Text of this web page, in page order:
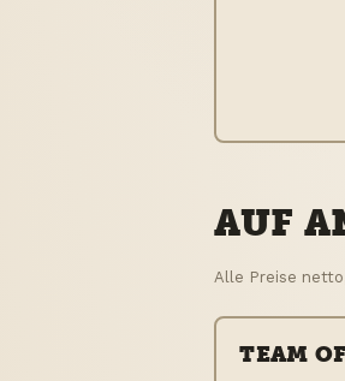
AUF
Alle Preise
TEAM